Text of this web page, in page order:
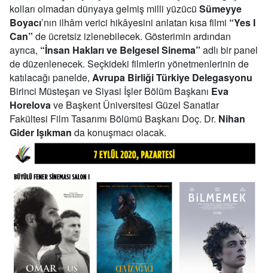
kolları olmadan dünyaya gelmiş milli yüzücü Sümeyye
Boyacı’nın ilhâm verici hikâyesini anlatan kısa filmi “Yes I
Can” de ücretsiz izlenebilecek. Gösterimin ardından
ayrıca, “İnsan Hakları ve Belgesel Sinema” adlı bir panel
de düzenlenecek. Seçkideki filmlerin yönetmenlerinin de
katılacağı panelde, Avrupa Birliği Türkiye Delegasyonu
Birinci Müsteşarı ve Siyasi İşler Bölüm Başkanı Eva
Horelova ve Başkent Üniversitesi Güzel Sanatlar
Fakültesi Film Tasarımı Bölümü Başkanı Doç. Dr. Nihan
Gider Işıkman da konuşmacı olacak.